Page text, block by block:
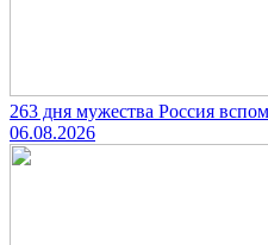
263 дня мужества Россия
06.08.2026